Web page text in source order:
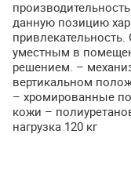
данную позицию
уместным в
решением. –
вертикальном
– хромированные
кожи –
нагрузка 120 кг